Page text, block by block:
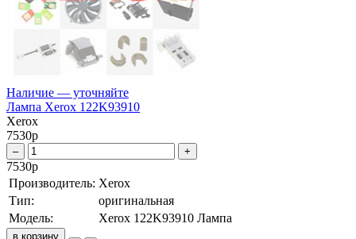
Наличие — уточняйте
Лампа Xerox 122K93910
Xerox
7530р
– +
7530р
Производитель: Xerox
Тип:
оригинальная
Модель:
Xerox 122K93910 Лампа
в корзину